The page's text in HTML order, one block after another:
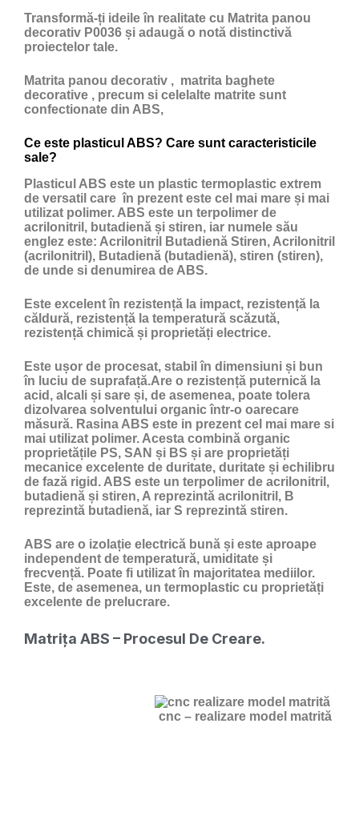
Transformă-ți ideile în realitate cu Matrita panou
decorativ P0036 și adaugă o notă distinctivă
proiectelor tale.
Matrita panou decorativ , matrita baghete
decorative , precum si celelalte matrite sunt
confectionate din ABS,
Ce este plasticul ABS? Care sunt caracteristicile
sale?
Plasticul ABS este un plastic termoplastic extrem
de versatil care în prezent este cel mai mare și mai
utilizat polimer. ABS este un terpolimer de
acrilonitril, butadienă și stiren, iar numele său
englez este: Acrilonitril Butadienă Stiren, Acrilonitril
(acrilonitril), Butadienă (butadienă), stiren (stiren),
de unde si denumirea de ABS.
Este excelent în rezistență la impact, rezistență la
căldură, rezistență la temperatură scăzută,
rezistență chimică și proprietăți electrice.
Este ușor de procesat, stabil în dimensiuni și bun
în luciu de suprafață.Are o rezistență puternică la
acid, alcali și sare și, de asemenea, poate tolera
dizolvarea solventului organic într-o oarecare
măsură. Rasina ABS este in prezent cel mai mare si
mai utilizat polimer. Acesta combină organic
proprietățile PS, SAN și BS și are proprietăți
mecanice excelente de duritate, duritate și echilibru
de fază rigid. ABS este un terpolimer de acrilonitril,
butadienă și stiren, A reprezintă acrilonitril, B
reprezintă butadienă, iar S reprezintă stiren.
ABS are o izolație electrică bună și este aproape
independent de temperatură, umiditate și
frecvență. Poate fi utilizat în majoritatea mediilor.
Este, de asemenea, un termoplastic cu proprietăți
excelente de prelucrare.
Matrița ABS – Procesul De Creare.
cnc – realizare model matrită